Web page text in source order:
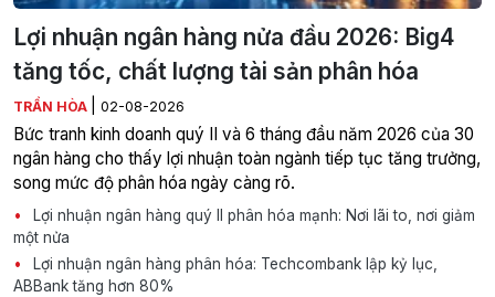
Lợi nhuận ngân hàng nửa đầu 2026: Big4
tăng tốc, chất lượng tài sản phân hóa
TRẦN HÒA 02-08-2026
Bức tranh kinh doanh quý II và 6 tháng đầu năm 2026 của 30
ngân hàng cho thấy lợi nhuận toàn ngành tiếp tục tăng trưởng,
song mức độ phân hóa ngày càng rõ.
Lợi nhuận ngân hàng quý II phân hóa mạnh: Nơi lãi to, nơi giảm
một nửa
Lợi nhuận ngân hàng phân hóa: Techcombank lập kỷ lục,
ABBank tăng hơn 80%